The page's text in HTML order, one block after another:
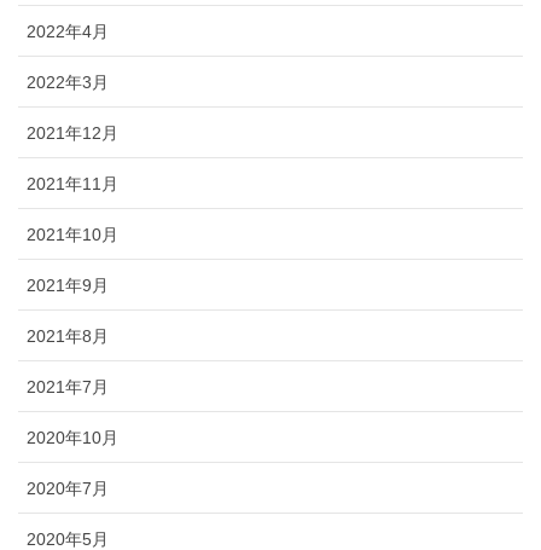
2022年4月
2022年3月
2021年12月
2021年11月
2021年10月
2021年9月
2021年8月
2021年7月
2020年10月
2020年7月
2020年5月